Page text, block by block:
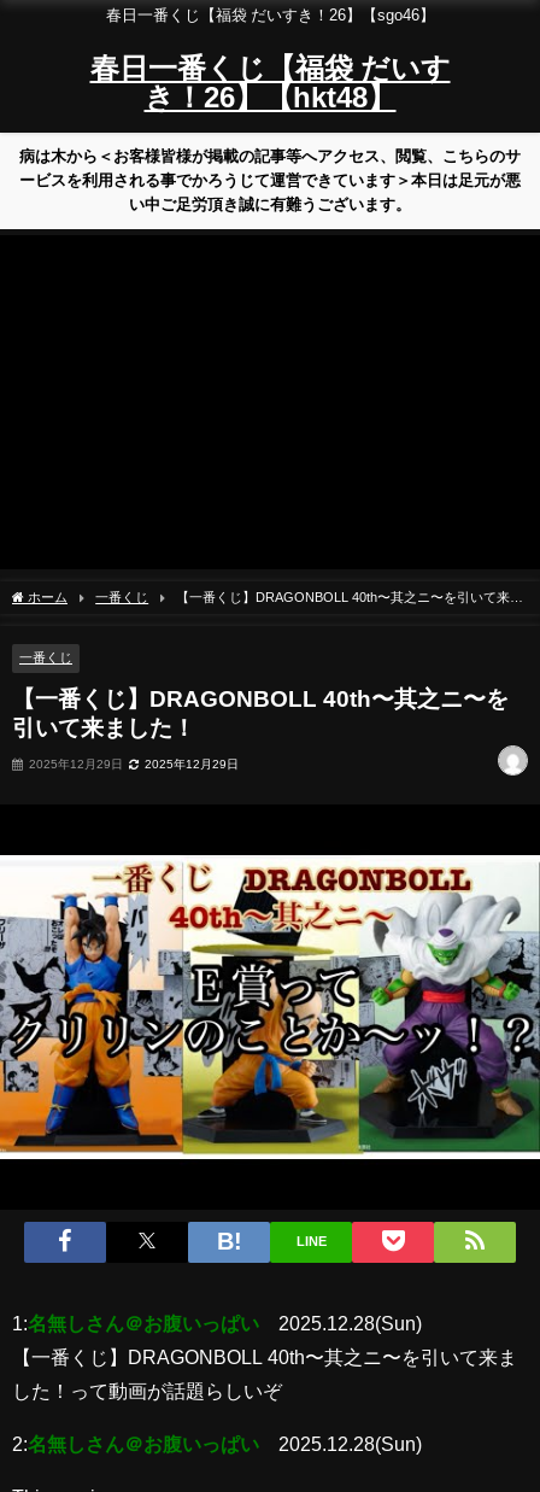
春日一番くじ【福袋 だいすき！26】【sgo46】
春日一番くじ【福袋 だいす
き！26】【hkt48】
病は木から＜お客様皆様が掲載の記事等へアクセス、閲覧、こちらのサ
ービスを利用される事でかろうじて運営できています＞本日は足元が悪
い中ご足労頂き誠に有難うございます。
ホーム 一番くじ
【一番くじ】DRAGONBOLL 40th〜其之ニ〜を引いて来ま
一番くじ
【一番くじ】DRAGONBOLL 40th〜其之ニ〜を
引いて来ました！
2025年12月29日 2025年12月29日
LINE
1:名無しさん＠お腹いっぱい
2025.12.28(Sun)
【一番くじ】DRAGONBOLL 40th〜其之ニ〜を引いて来ま
した！って動画が話題らしいぞ
2:名無しさん＠お腹いっぱい 2025.12.28(Sun)